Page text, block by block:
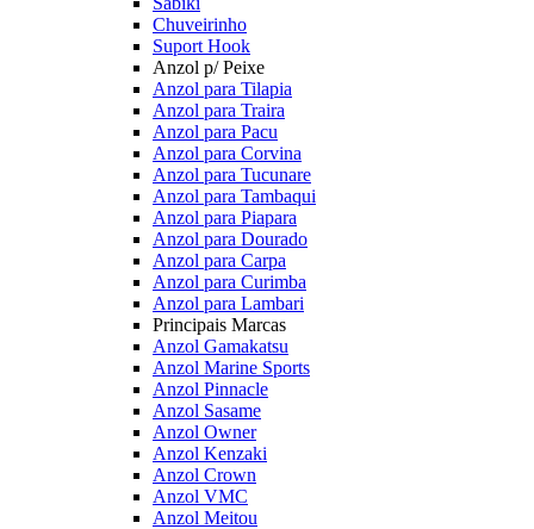
Chuveirinho
Suport Hook
Anzol p/ Peixe
Anzol para Tilapia
Anzol para Traira
Anzol para Pacu
Anzol para Corvina
Anzol para Tucunare
Anzol para Tambaqui
Anzol para Piapara
Anzol para Dourado
Anzol para Carpa
Anzol para Curimba
Anzol para Lambari
Principais Marcas
Anzol Gamakatsu
Anzol Marine Sports
Anzol Pinnacle
Anzol Sasame
Anzol Owner
Anzol Kenzaki
Anzol Crown
Anzol VMC
Anzol Meitou